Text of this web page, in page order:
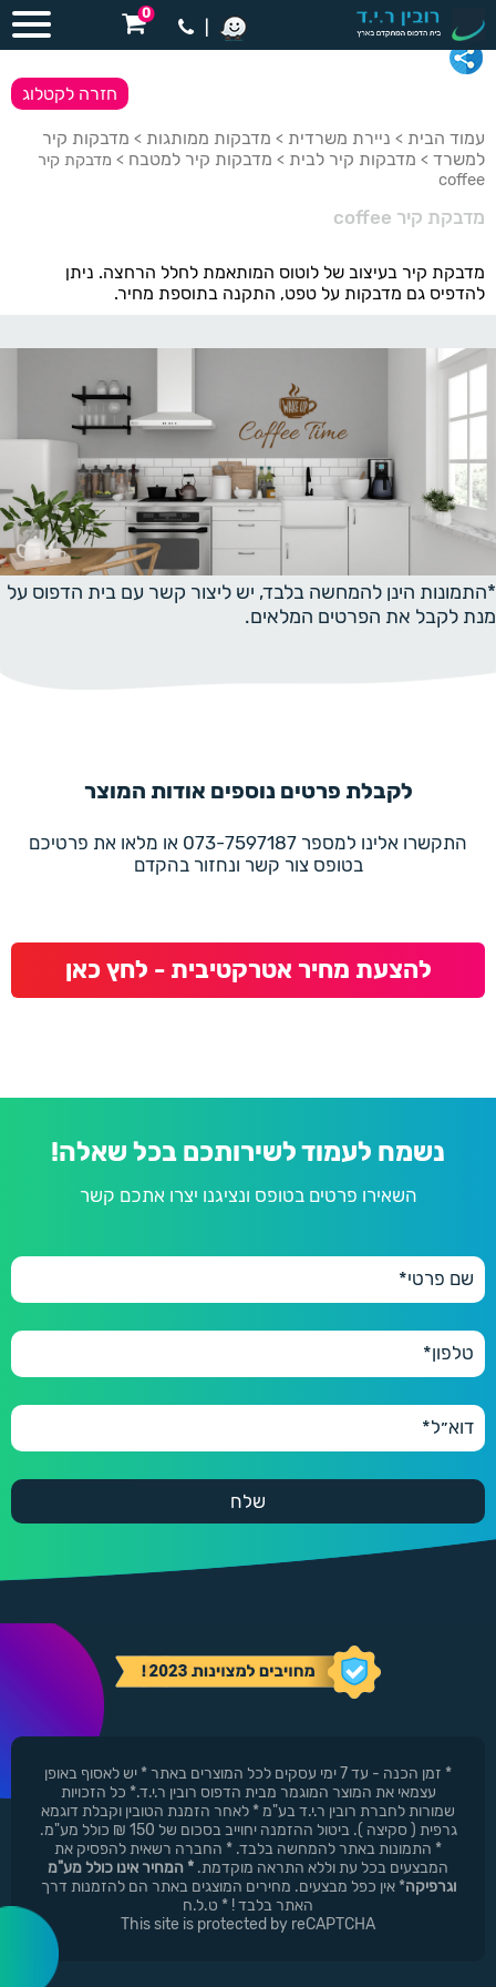
0
עמוד הבית > ניירת משרדית > מדבקות ממותגות > מדבקות קיר
למשרד > מדבקות קיר לבית > מדבקות קיר למטבח > מדבקת קיר
coffee
מדבקת קיר coffee
חזרה לקטלוג
מדבקת קיר בעיצוב של לוטוס המותאמת לחלל הרחצה. ניתן
להדפיס גם מדבקות על טפט, התקנה בתוספת מחיר.
*התמונות הינן להמחשה בלבד, יש ליצור קשר עם בית הדפוס על
מנת לקבל את הפרטים המלאים.
לקבלת פרטים נוספים אודות המוצר
התקשרו אלינו למספר 073-7597187 או מלאו את פרטיכם
בטופס צור קשר ונחזור בהקדם
להצעת מחיר אטרקטיבית - לחץ כאן
נשמח לעמוד לשירותכם בכל שאלה!
השאירו פרטים בטופס ונציגנו יצרו אתכם קשר
* זמן הכנה - עד 7 ימי עסקים לכל המוצרים באתר * יש לאסוף באופן
עצמאי את המוצר המוגמר מבית הדפוס רובין ר.י.ד.* כל הזכויות
שמורות לחברת רובין ר.י.ד בע"מ * לאחר הזמנת הטובין וקבלת דוגמא
גרפית ( סקיצה ). ביטול ההזמנה יחוייב בסכום של 150 ₪ כולל מע"מ.
* התמונות באתר להמחשה בלבד. * החברה רשאית להפסיק את
המבצעים בכל עת וללא התראה מוקדמת. * המחיר אינו כולל מע"מ
וגרפיקה* אין כפל מבצעים. מחירים המוצגים באתר הם להזמנות דרך
האתר בלבד ! * ט.ל.ח
This site is protected by reCAPTCHA